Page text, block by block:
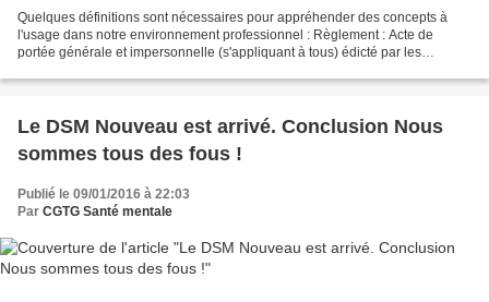
Quelques définitions sont nécessaires pour appréhender des concepts à
l'usage dans notre environnement professionnel : Règlement : Acte de
portée générale et impersonnelle (s'appliquant à tous) édicté par les
Le DSM Nouveau est arrivé. Conclusion Nous
sommes tous des fous !
Publié le 09/01/2016 à 22:03
Par CGTG Santé mentale